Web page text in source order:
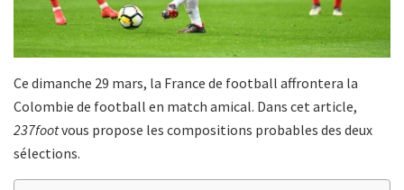
Ce dimanche 29 mars, la France de football affrontera la
Colombie de football en match amical. Dans cet article,
237footvous propose les compositions probables des deux
sélections.